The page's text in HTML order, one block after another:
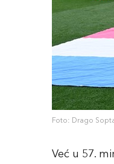
Foto: Drago
Već u 57.